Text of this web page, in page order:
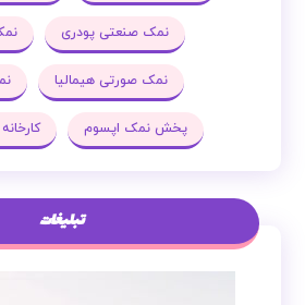
نمک صنعتی پودری
نمک صورتی هیمالیا
پخش نمک اپسوم
تبلیغات